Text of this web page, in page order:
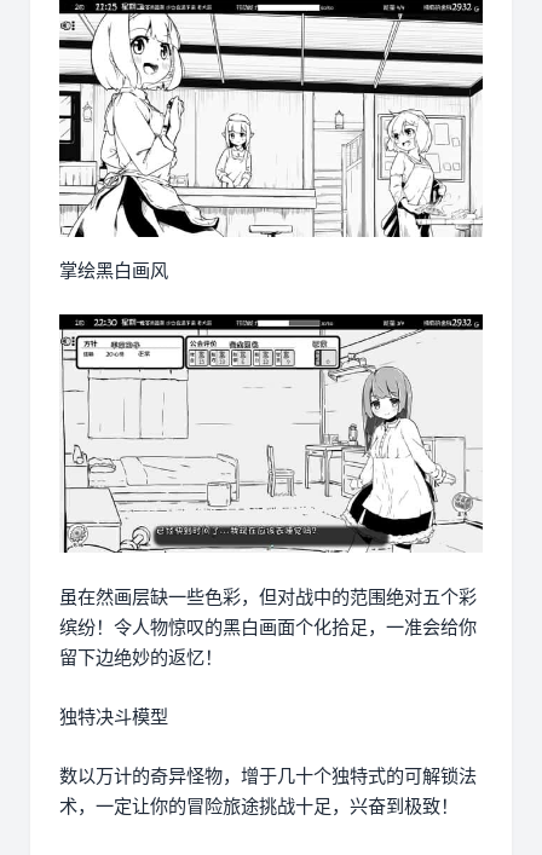
掌绘黑白画风
虽在然画层缺一些色彩，但对战中的范围绝对五个彩
缤纷！令人物惊叹的黑白画面个化拾足，一准会给你
留下边绝妙的返忆！
独特决斗模型
数以万计的奇异怪物，增于几十个独特式的可解锁法
术，一定让你的冒险旅途挑战十足，兴奋到极致！